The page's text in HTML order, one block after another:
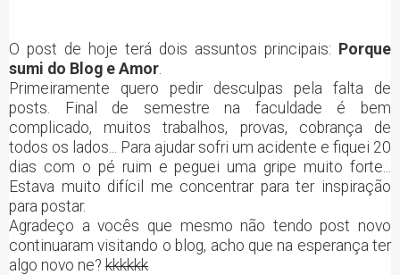
O post de hoje terá dois assuntos principais: Porque
sumi do Blog e Amor
Primeiramente quero pedir desculpas pela falta de
posts. Final de semestre na faculdade é bem
complicado, muitos trabalhos, provas, cobrança de
todos os lados... Para ajudar sofri um acidente e fiquei 20
dias com o pé ruim e peguei uma gripe muito forte...
Estava muito difícil me concentrar para ter inspiração
para postar.
Agradeço a vocês que mesmo não tendo post novo
continuaram visitando o blog, acho que na esperança ter
algo novo ne? kkkkkk